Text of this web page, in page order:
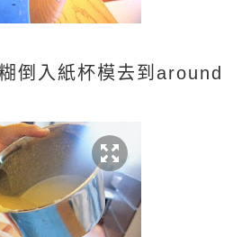
倒入紙杯模去到around